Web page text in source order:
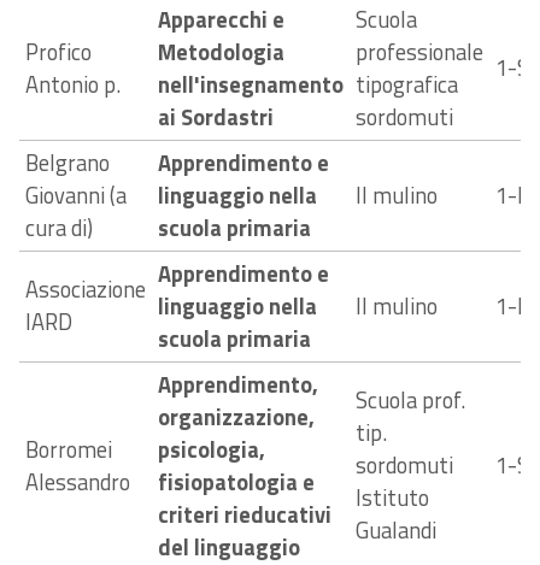
Profico
Antonio p.
Apparecchi e
Metodologia
nell'insegnamento
ai Sordastri
Scuola
professionale
tipografica
sordomuti
1-
Belgrano
Giovanni (a
cura di)
Apprendimento e
linguaggio nella
scuola primaria
Il mulino 1-
Associazione
IARD
Apprendimento e
linguaggio nella
scuola primaria
Il mulino 1-
Borromei
Alessandro
Apprendimento,
organizzazione,
psicologia,
fisiopatologia e
criteri rieducativi
del linguaggio
Scuola prof.
tip.
sordomuti
Istituto
Gualandi
1-